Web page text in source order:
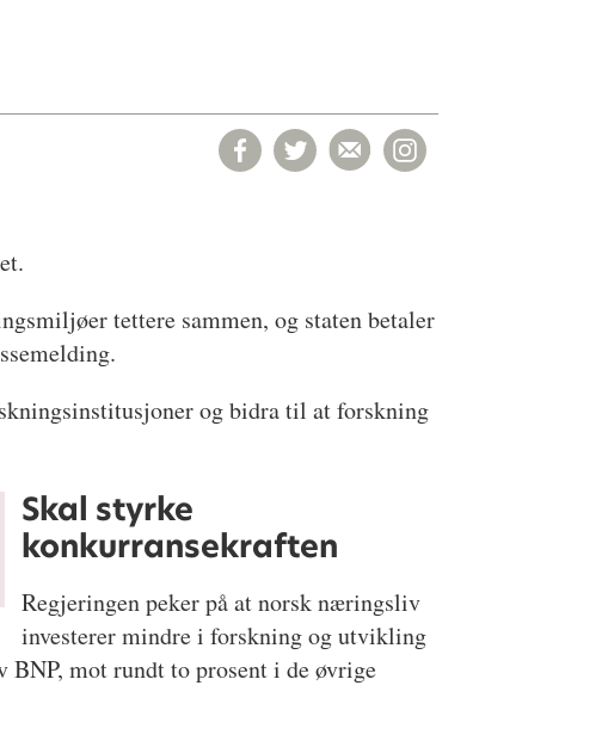
tettere sammen, og staten betaler
og bidra til at forskning
Skal styrke
konkurransekraften
Regjeringen peker på at norsk næringsliv
investerer mindre i forskning og utvikling
mot rundt to prosent i de øvrige